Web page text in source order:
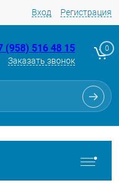
Вход Регистрация
(958) 516 48 15
Заказать звонок
0